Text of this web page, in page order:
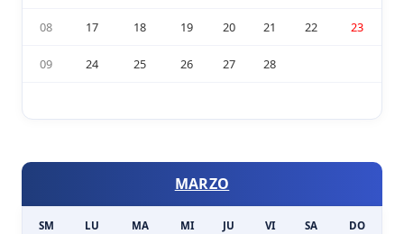
08 17 18 19 20 21 22 23
09 24 25 26 27 28
MARZO
SM LU MA MI JU VI SA DO